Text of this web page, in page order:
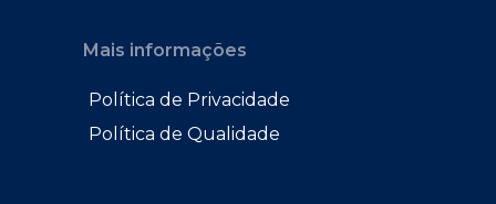
Mais informações
Política de Privacidade
Política de Qualidade